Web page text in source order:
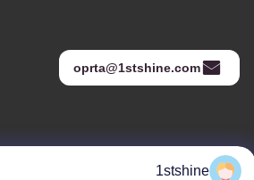
oprta@1stshine.com
العنوان1stshine